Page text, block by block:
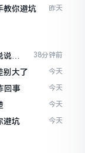
教你避坑 昨天
心
38分钟前
别大了 今天
回事 今天
今天
避坑 今天